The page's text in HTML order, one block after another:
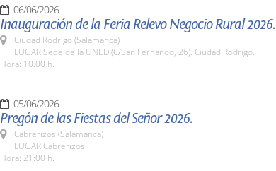
06/06/2026
Inauguración de la Feria Relevo Negocio Rural 2026.
Ciudad Rodrigo (Salamanca)
LUGAR Sede de la UNED (C/San Fernando, 26). Ciudad Rodrigo.
Hora: 10.00 h.
05/06/2026
Pregón de las Fiestas del Señor 2026.
Cabrerizos (Salamanca)
LUGAR Cabrerizos
Hora: 21:00 h.